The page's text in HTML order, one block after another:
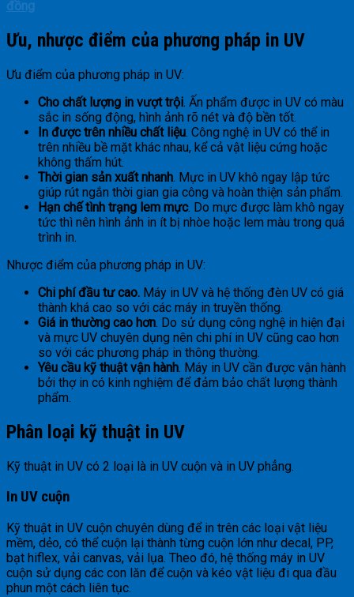
đồng
Ưu, nhược điểm của phương pháp in UV
Ưu điểm của phương pháp in UV:
Cho chất lượng in vượt trội. Ấn phẩm được in UV có màu
sắc in sống động, hình ảnh rõ nét và độ bền tốt.
In được trên nhiều chất liệu. Công nghệ in UV có thể in
trên nhiều bề mặt khác nhau, kể cả vật liệu cứng hoặc
không thấm hút.
Thời gian sản xuất nhanh. Mực in UV khô ngay lập tức
giúp rút ngắn thời gian gia công và hoàn thiện sản phẩm.
Hạn chế tình trạng lem mực. Do mực được làm khô ngay
tức thì nên hình ảnh in ít bị nhòe hoặc lem màu trong quá
trình in.
Nhược điểm của phương pháp in UV:
Chi phí đầu tư cao. Máy in UV và hệ thống đèn UV có giá
thành khá cao so với các máy in truyền thống.
Giá in thường cao hơn. Do sử dụng công nghệ in hiện đại
và mực UV chuyên dụng nên chi phí in UV cũng cao hơn
so với các phương pháp in thông thường.
Yêu cầu kỹ thuật vận hành. Máy in UV cần được vận hành
bởi thợ in có kinh nghiệm để đảm bảo chất lượng thành
phẩm.
Phân loại kỹ thuật in UV
Kỹ thuật in UV có 2 loại là in UV cuộn và in UV phẳng.
In UV cuộn
Kỹ thuật in UV cuộn chuyên dùng để in trên các loại vật liệu
mềm, dẻo, có thể cuộn lại thành từng cuộn lớn như decal, PP,
bạt hiflex, vải canvas, vải lụa. Theo đó, hệ thống máy in UV
cuộn sử dụng các con lăn để cuộn và kéo vật liệu đi qua đầu
phun một cách liên tục.